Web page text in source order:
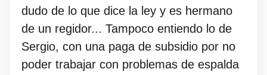
dudo de lo que dice la ley y es hermano
de un regidor... Tampoco entiendo lo de
Sergio, con una paga de subsidio por no
poder trabajar con problemas de espalda